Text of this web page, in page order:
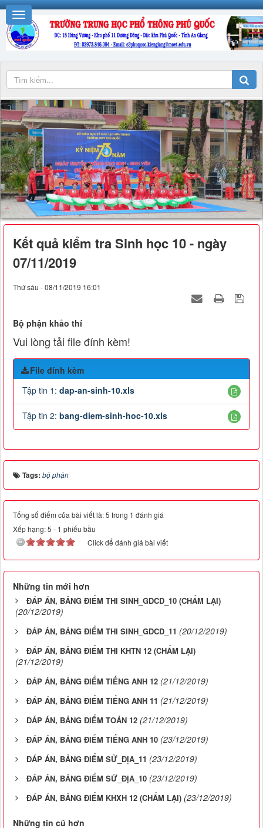
Kết quả kiểm tra Sinh học 10 - ngày
07/11/2019
Thứ sáu - 08/11/2019 16:01
Bộ phận khảo thí
Vui lòng tải file đính kèm!
File đính kèm
Tập tin 1: dap-an-sinh-10.xls
Tập tin 2: bang-diem-sinh-hoc-10.xls
Tags: bộ phận
Tổng số điểm của bài viết là: 5 trong 1 đánh giá
Xếp hạng:5 - 1 phiếu bầu
Click để đánh giá bài viết
Những tin mới hơn
ĐÁP ÁN, BẢNG ĐIỂM THI SINH_GDCD_10 (CHẤM LẠI)
(20/12/2019)
ĐÁP ÁN, BẢNG ĐIỂM THI SINH_GDCD_11 (20/12/2019)
ĐÁP ÁN, BẢNG ĐIỂM THI KHTN 12 (CHẤM LẠI)
(21/12/2019)
ĐÁP ÁN, BẢNG ĐIỂM TIẾNG ANH 12 (21/12/2019)
ĐÁP ÁN, BẢNG ĐIỂM TIẾNG ANH 11 (21/12/2019)
ĐÁP ÁN, BẢNG ĐIỂM TOÁN 12 (21/12/2019)
ĐÁP ÁN, BẢNG ĐIỂM TIẾNG ANH 10 (23/12/2019)
ĐÁP ÁN, BẢNG ĐIỂM SỬ_ĐỊA_11 (23/12/2019)
ĐÁP ÁN, BẢNG ĐIỂM SỬ_ĐỊA_10 (23/12/2019)
ĐÁP ÁN, BẢNG ĐIỂM KHXH 12 (CHẤM LẠI) (23/12/2019)
Những tin cũ hơn